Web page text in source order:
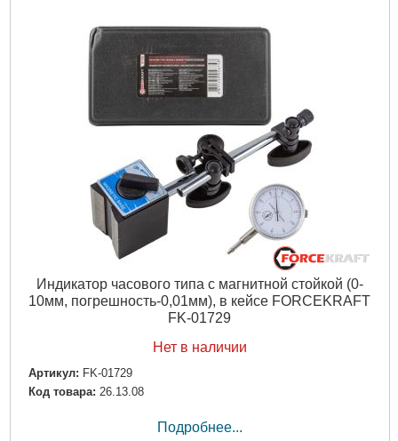
Индикатор часового типа с магнитной стойкой (0-
10мм, погрешность-0,01мм), в кейсе FORCEKRAFT
FK-01729
Нет в наличии
Артикул: FK-01729
Код товара: 26.13.08
Подробнее...